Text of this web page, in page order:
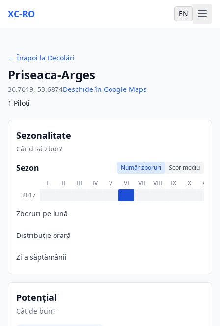
XC-RO EN
← Înapoi la Decolări
Priseaca-Arges
36.7019, 53.6874Deschide în Google Maps
1 Piloți
Sezonalitate
Când să zbor?
Sezon Număr zboruri
Scor mediu
I
II III IV V VI VII VIII IX X XI
2017
Zboruri pe lună
Distribuție orară
Zi a săptămânii
Potențial
Cât de bun?